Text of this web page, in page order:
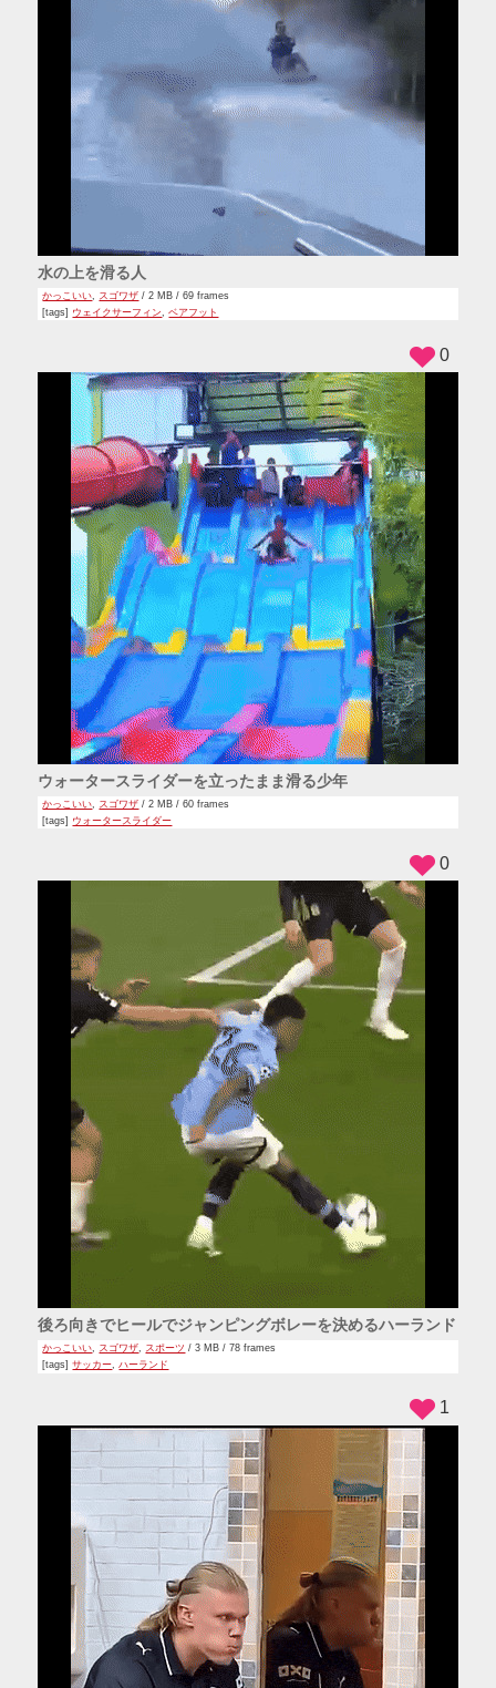
水の上を滑る人
かっこいい スゴワザ / 2 MB / 69 frames
[tags] ウェイクサーフィン ,ベアフット
ウォータースライダーを立ったまま滑る少年
かっこいい スゴワザ / 2 MB / 60 frames
[tags] ウォータースライダー
0
後ろ向きでヒールでジャンピングボレーを決めるハーランド
かっこいい スゴワザ スポーツ / 3 MB / 78 frames
[tags]サッカー ,ハーランド
0
1